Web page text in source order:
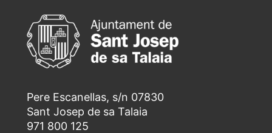
Pere Escanellas, s/n 07830
Sant Josep de sa Talaia
971 800 125